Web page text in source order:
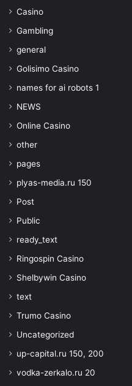
Casino
Gambling
general
Golisimo Casino
names for ai robots 1
NEWS
Online Casino
other
pages
plyas-media.ru 150
Post
Public
ready_text
Ringospin Casino
Shelbywin Casino
text
Trumo Casino
Uncategorized
up-capital.ru 150, 200
vodka-zerkalo.ru 20